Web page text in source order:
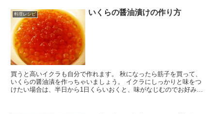
料理レシピ いくらの醤油漬けの作り方
買うと高いイクラも自分で作れます。 秋になったら筋子を買って、
いくらの醤油漬を作っちゃいましょう。 イクラにしっかりと味をつ
けたい場合は、半日から1日くらいおくと、味がなじむのでお好みで